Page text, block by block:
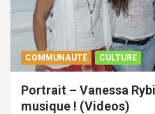
COMMUNAUTÉ CULTURE
Portrait – Vanessa
musique ! (Videos)